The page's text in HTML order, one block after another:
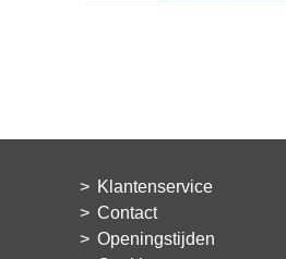
Klantenservice
Contact
Openingstijden